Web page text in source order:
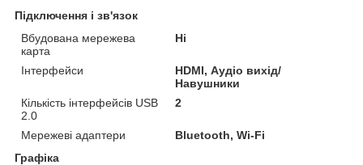
Підключення і зв'язок
Вбудована мережева
карта
Ні
Інтерфейси
HDMI, Аудіо вихід/
Навушники
Кількість інтерфейсів USB
2.0
2
Мережеві адаптери
Bluetooth, Wi-Fi
Графіка